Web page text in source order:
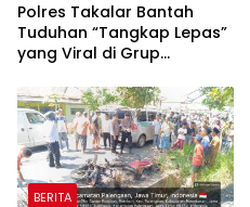
Polres Takalar Bantah
Tuduhan “Tangkap Lepas”
yang Viral di Grup
BERITA